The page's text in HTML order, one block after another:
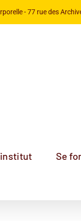
-77 rue des
Se